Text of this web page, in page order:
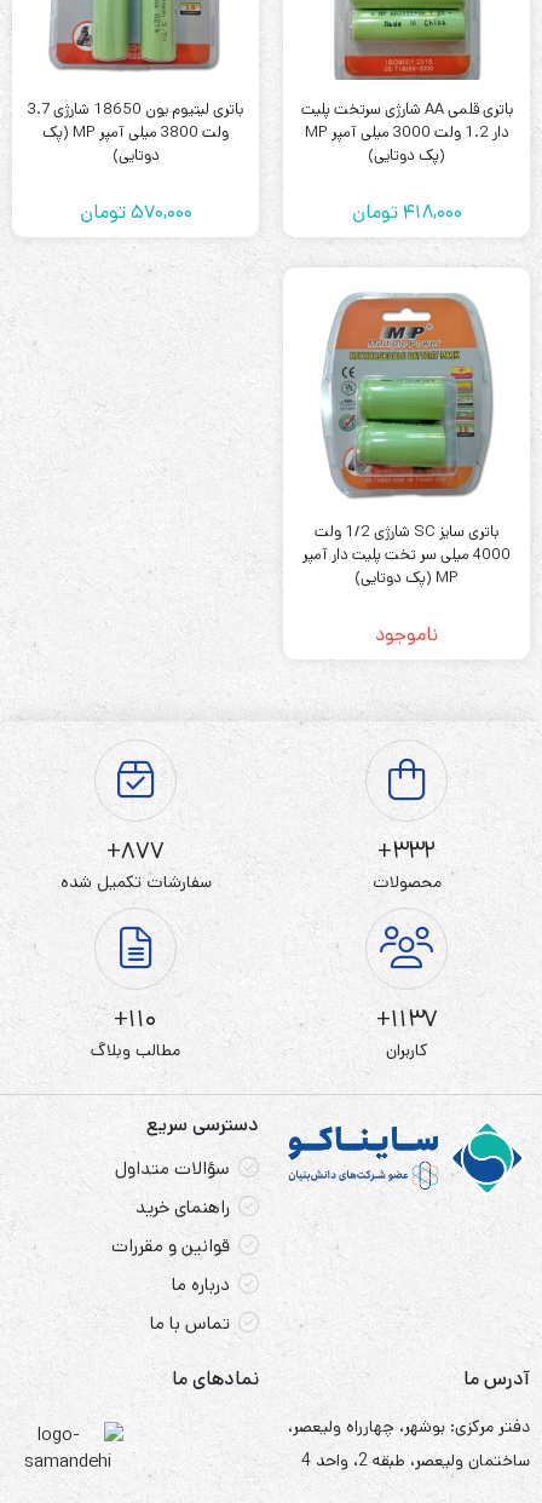
باتری قلمی AA شارژی سرتخت پلیت
دار 1.2 ولت 3000 میلی آمپر MP
(پک دوتایی)
418,000 تومان
باتری لیتیوم یون 18650 شارژی 3.7
ولت 3800 میلی آمپر MP (پک
دوتایی)
570,000تومان
باتری سایز SC شارژی 1/2 ولت
4000 میلی سر تخت پلیت دار آمپر
MP (پک دوتایی)
ناموجود
332+
محصولات
877+
سفارشات تکمیل شده
1137+
کاربران
110+
مطالب وبلاگ
دسترسی سریع
سؤالات متداول
راهنمای خرید
قوانین و مقررات
درباره ما
تماس با ما
آدرس ما
دفتر مرکزی: بوشهر، چهارراه ولیعصر،
ساختمان ولیعصر، طبقه 2، واحد 4
نمادهای ما